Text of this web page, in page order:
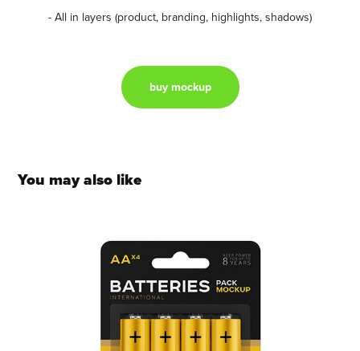
- All in layers (product, branding, highlights, shadows)
buy mockup
You may also like